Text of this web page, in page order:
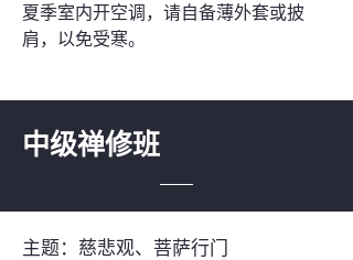
夏季室内开空调，请自备薄外套或披
肩，以免受寒。
中级禅修班
主题：慈悲观、菩萨行门